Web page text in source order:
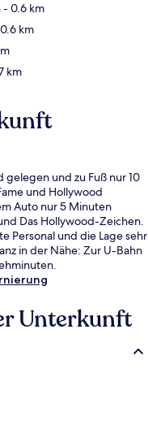
- 0.6 km
km
km
und zu Fuß nur 10
und Hollywood
Auto nur 5 Minuten
Das Hollywood-Zeichen.
Personal und die Lage sehr
in der Nähe: Zur U-Bahn
Unterkunft